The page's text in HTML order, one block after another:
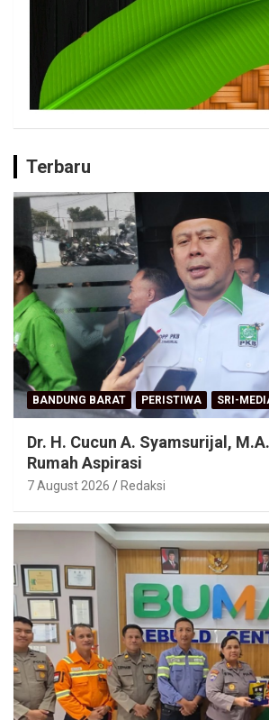
Terbaru
BANDUNG BARAT PERISTIWA SRI-
Dr. H. Cucun A. Syamsurijal,
Rumah Aspirasi
7 August 2026 Redaksi